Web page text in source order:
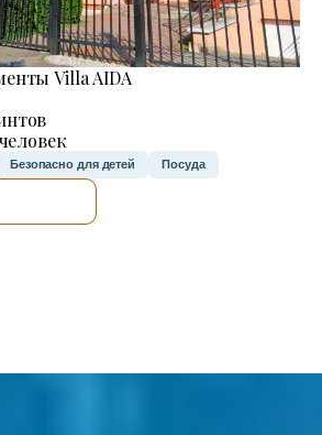
Villa AIDA
Безопасно для детей Посуда